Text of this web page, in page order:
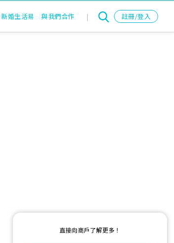
新婚生活易 與我們合作 | 註冊/登入
直接向商戶了解更多！